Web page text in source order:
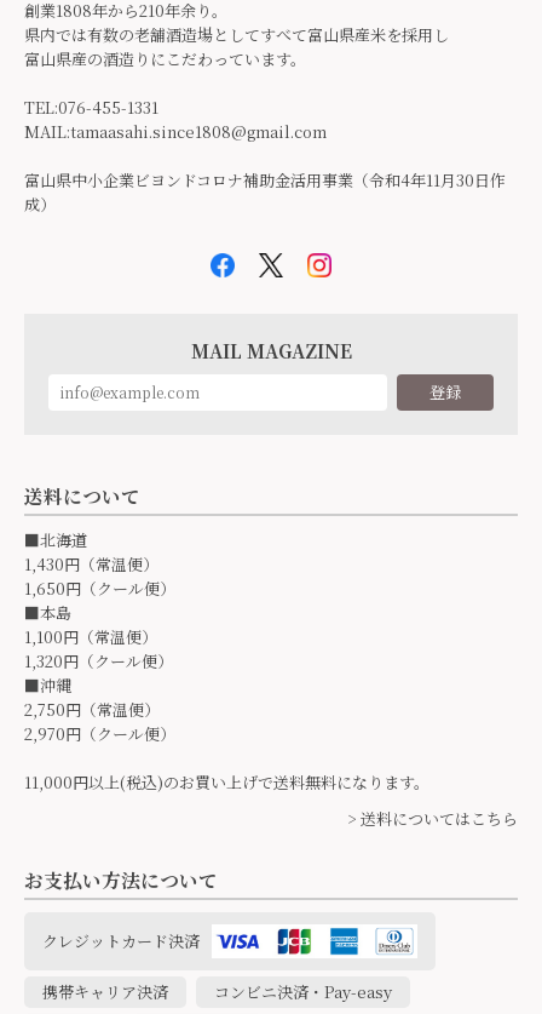
創業1808年から210年余り。
県内では有数の老舗酒造場としてすべて富山県産米を採用し
富山県産の酒造りにこだわっています。
TEL:076-455-1331
MAIL:tamaasahi.since1808@gmail.com
富山県中小企業ビヨンドコロナ補助金活用事業（令和4年11月30日作
成）
MAIL MAGAZINE
登録
送料について
■北海道
1,430円（常温便）
1,650円（クール便）
■本島
1,100円（常温便）
1,320円（クール便）
■沖縄
2,750円（常温便）
2,970円（クール便）
11,000円以上(税込)のお買い上げで送料無料になります。
> 送料についてはこちら
お支払い方法について
クレジットカード決済
携帯キャリア決済
コンビニ決済・Pay-easy